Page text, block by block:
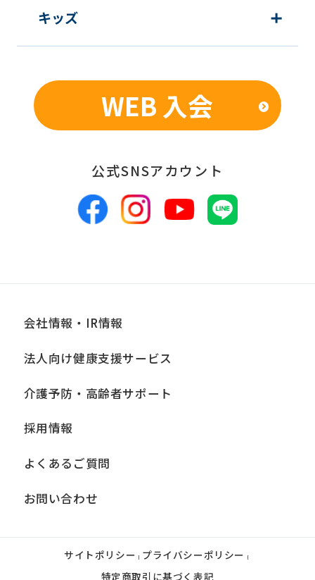
キッズ
WEB 入会
公式SNSアカウント
会社情報・IR情報
法人向け健康支援サービス
介護予防・高齢者サポート
採用情報
よくあるご質問
お問い合わせ
サイトポリシー | プライバシーポリシー |
特定商取引に基づく表記